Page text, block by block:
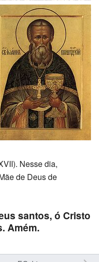
Nesse dia,
de Deus de
santos, ó Cristo
Amém.